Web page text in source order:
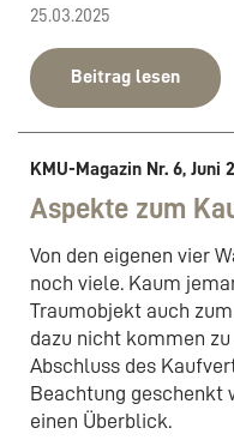
25.03.2025
Beitrag lesen
KMU-Magazin Nr. 6, Juni
Aspekte zum
Von den eigenen vier
noch viele. Kaum
Traumobjekt auch
dazu nicht kommen
Abschluss des
Beachtung geschenkt
einen Überblick.